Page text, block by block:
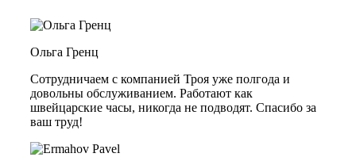
Ольга Гренц
Сотрудничаем с компанией Троя уже полгода и
довольны обслуживанием. Работают как
швейцарские часы, никогда не подводят. Спасибо за
ваш труд!